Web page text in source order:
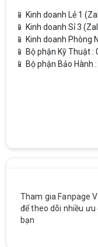
📱 Kinh doanh Lẻ 1
📱 Kinh doanh Sỉ 3
📱 Kinh doanh Phòng
📱 Bộ phận Kỹ Thuật
📱 Bộ phận Bảo Hành
Tham gia Fanpage
để theo dõi nhiều
bạn